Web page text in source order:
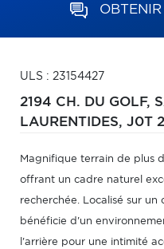
ULS : 23154427
2194 CH. DU GOLF,
LAURENTIDES, J0T
Magnifique terrain de plus
offrant un cadre naturel
recherchée. Localisé sur un
bénéficie d'un
l'arrière pour une intimité